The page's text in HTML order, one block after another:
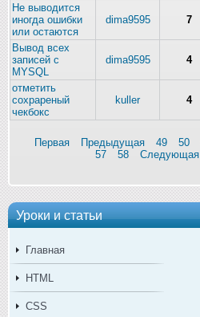
Уроки и статьи
Главная
HTML
CSS
Не выводится
иногда ошибки
или остаются
dima9595 7
Вывод всех
записей с
MYSQL
dima9595 4
отметить
сохрареный
чекбокс
kuller 4
Первая Предыдущая 49 50
57
58 Следующая